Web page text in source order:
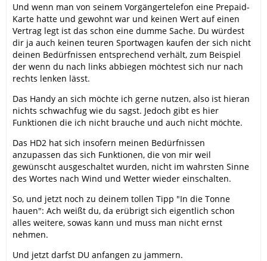
Und wenn man von seinem Vorgängertelefon eine Prepaid-
Karte hatte und gewohnt war und keinen Wert auf einen
Vertrag legt ist das schon eine dumme Sache. Du würdest
dir ja auch keinen teuren Sportwagen kaufen der sich nicht
deinen Bedürfnissen entsprechend verhält, zum Beispiel
der wenn du nach links abbiegen möchtest sich nur nach
rechts lenken lässt.
Das Handy an sich möchte ich gerne nutzen, also ist hieran
nichts schwachfug wie du sagst. Jedoch gibt es hier
Funktionen die ich nicht brauche und auch nicht möchte.
Das HD2 hat sich insofern meinen Bedürfnissen
anzupassen das sich Funktionen, die von mir weil
gewünscht ausgeschaltet wurden, nicht im wahrsten Sinne
des Wortes nach Wind und Wetter wieder einschalten.
So, und jetzt noch zu deinem tollen Tipp "In die Tonne
hauen": Ach weißt du, da erübrigt sich eigentlich schon
alles weitere, sowas kann und muss man nicht ernst
nehmen.
Und jetzt darfst DU anfangen zu jammern.